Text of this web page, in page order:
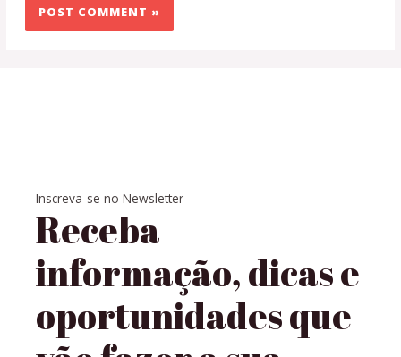
Inscreva-se no Newsletter
Receba
informação, dicas e
oportunidades que